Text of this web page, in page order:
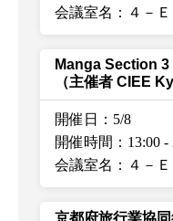
会議室名：４－Ｅ
Manga Section
（主催者 CIEE
開催日：5/8
開催時間：13:00 -
会議室名：４－Ｅ
京都府旅行業協